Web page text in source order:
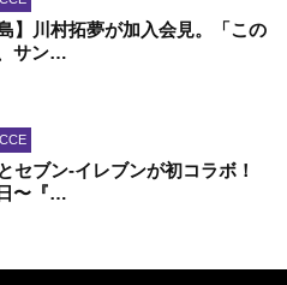
島】川村拓夢が加入会見。「この
サン…
セブン-イレブンが初コラボ！
〜『…